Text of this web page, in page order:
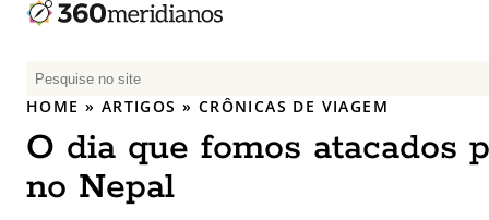
P
e
q
u
i
HOME » ARTIGOS » CRÔNICAS DE VIAGEM
O dia que fomos atacados
no Nepal